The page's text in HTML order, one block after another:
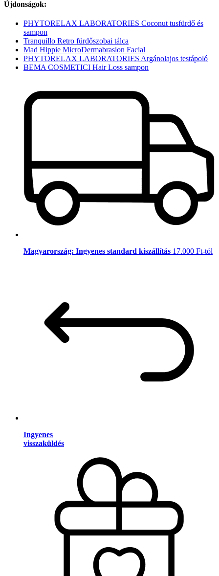
Újdonságok:
PHYTORELAX LABORATORIES Coconut tusfürdő és
sampon
Tranquillo Retro fürdőszobai tálca
Mad Hippie MicroDermabrasion Facial
PHYTORELAX LABORATORIES Argánolajos testápoló
BEMA COSMETICI Hair Loss sampon
Magyarország: Ingyenes standard kiszállítás 17.000 Ft-tól
Ingyenes
visszaküldés